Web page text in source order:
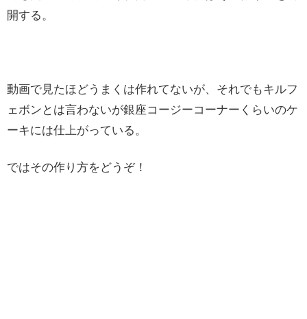
開する。
動画で見たほどうまくは作れてないが、それでもキルフ
ェボンとは言わないが銀座コージーコーナーくらいのケ
ーキには仕上がっている。
ではその作り方をどうぞ！